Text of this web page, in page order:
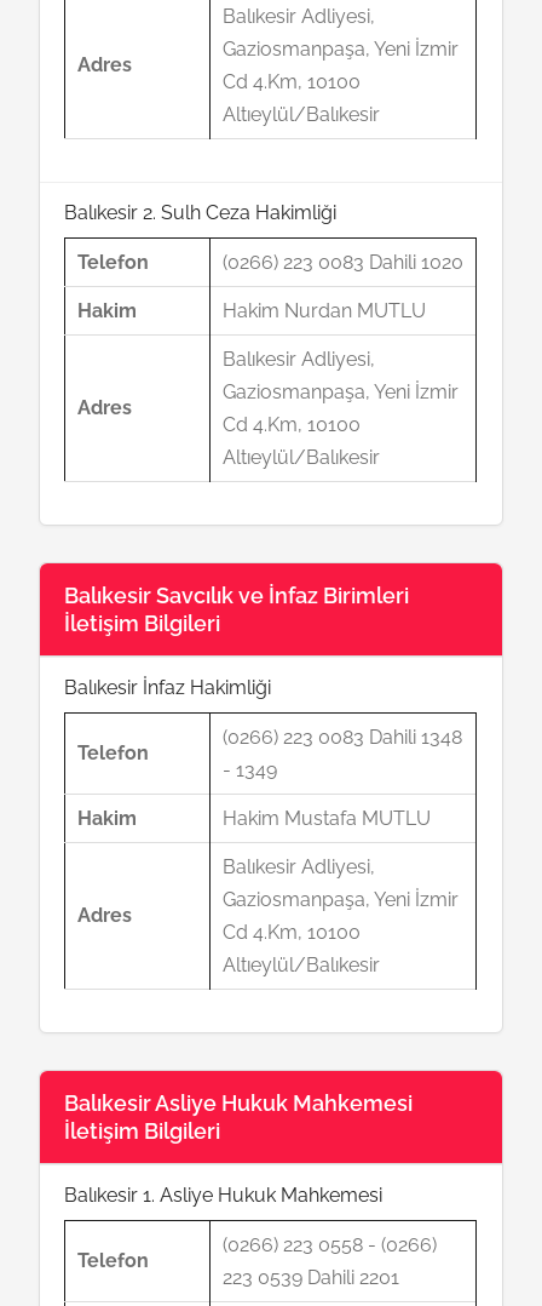
Adres
Balıkesir Adliyesi,
Gaziosmanpaşa, Yeni İzmir
Cd 4.Km, 10100
Altıeylül/Balıkesir
Balıkesir 2. Sulh Ceza Hakimliği
Telefon (0266) 223 0083 Dahili 1020
Hakim Hakim Nurdan MUTLU
Adres
Balıkesir Adliyesi,
Gaziosmanpaşa, Yeni İzmir
Cd 4.Km, 10100
Altıeylül/Balıkesir
Balıkesir Savcılık ve İnfaz Birimleri
İletişim Bilgileri
Balıkesir İnfaz Hakimliği
Telefon
(0266) 223 0083 Dahili 1348
- 1349
Hakim Hakim Mustafa MUTLU
Adres
Balıkesir Adliyesi,
Gaziosmanpaşa, Yeni İzmir
Cd 4.Km, 10100
Altıeylül/Balıkesir
Balıkesir Asliye Hukuk Mahkemesi
İletişim Bilgileri
Balıkesir 1. Asliye Hukuk Mahkemesi
Telefon
(0266) 223 0558 - (0266)
223 0539 Dahili 2201